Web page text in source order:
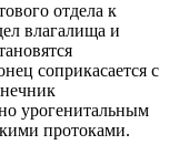
отдела к
влагалища и
соприкасается с
урогенитальным
протоками.